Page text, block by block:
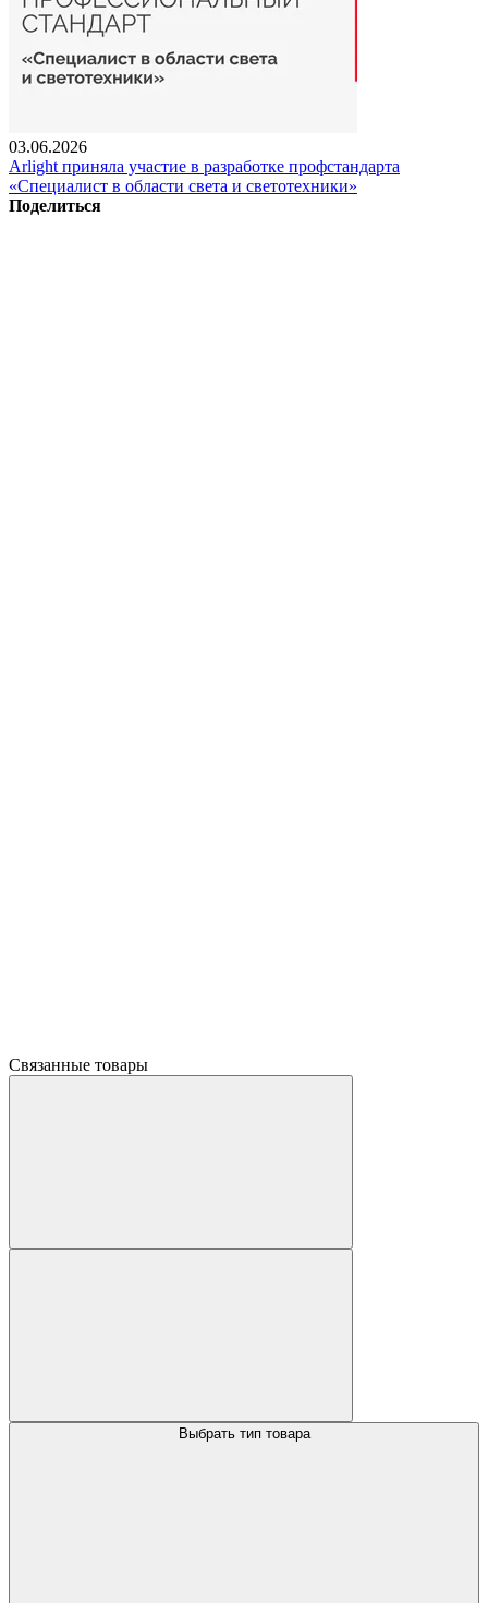
03.06.2026
Arlight приняла участие в разработке профстандарта
«Специалист в области света и светотехники»
Поделиться
Связанные товары
Выбрать тип товара